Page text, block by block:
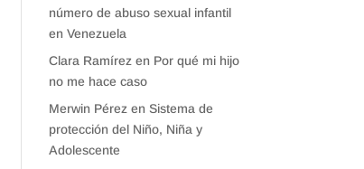
número de abuso sexual infantil
en Venezuela
Clara Ramírez en Por qué mi hijo
no me hace caso
Merwin Pérez en Sistema de
protección del Niño, Niña y
Adolescente